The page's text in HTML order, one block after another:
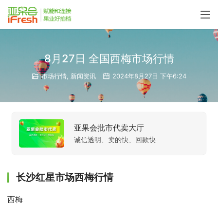
8月27日 全国西梅市场行情
市场行情 新闻资讯 2024年8月27日 下午6:24
亚果会批市代卖大厅
诚信透明、卖的快、回款快
长沙红星市场西梅行情
西梅